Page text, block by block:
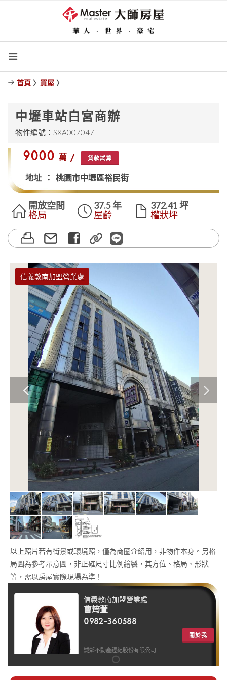
首頁 〉 買屋 〉
中壢車站白宮商辦
物件編號：SXA007047
$9000 萬 / 貸款試算
地址 ： 桃園市中壢區裕民街
開放空間
格局
37.5 年
屋齡
372.41 坪
權狀坪
信義敦南加盟營業處
以上照片若有街景或環境照，僅為商圈介紹用，非物件本身。另格
局圖為參考示意圖，非正確尺寸比例繪製，其方位、格局、形狀
等，需以房屋實際現場為準！
信義敦南加盟營業處
曹筠萱
0982-360588
關於我
誠鄰不動產經紀股份有限公司